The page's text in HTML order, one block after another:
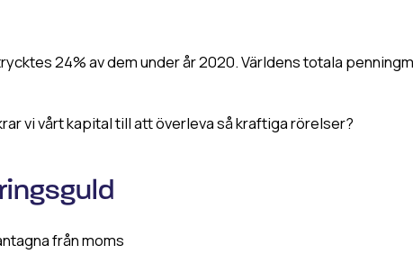
24% av dem under år 2020. Världens totala
vi vårt kapital till att överleva så kraftiga rörelser?
från moms